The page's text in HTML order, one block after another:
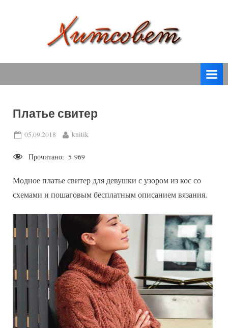
т
спицами,
крючком,
Платье свитер
Posted
05.09.2018 By
knitik
Прочитано: 5 969
Модное платье свитер для девушки с узором из кос со
схемами и пошаговым бесплатным описанием вязания.